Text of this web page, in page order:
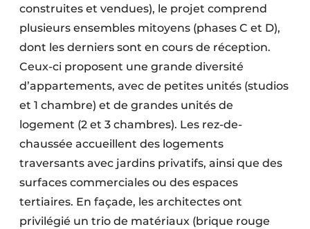
construites et vendues), le projet comprend
plusieurs ensembles mitoyens (phases C et D),
dont les derniers sont en cours de réception.
Ceux-ci proposent une grande diversité
d’appartements, avec de petites unités (studios
et 1 chambre) et de grandes unités de
logement (2 et 3 chambres). Les rez-de-
chaussée accueillent des logements
traversants avec jardins privatifs, ainsi que des
surfaces commerciales ou des espaces
tertiaires. En façade, les architectes ont
privilégié un trio de matériaux (brique rouge